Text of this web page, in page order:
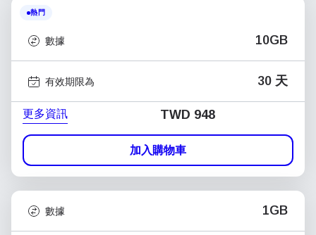
熱門
數據 10GB
有效期限為 30 天
更多資訊 TWD 948
加入購物車
數據 1GB